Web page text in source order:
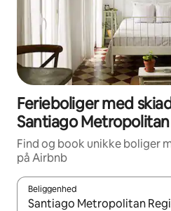
Ferieboliger med
Santiago
Find og book unikke boliger
på Airbnb
Beliggenhed
Når resultaterne er